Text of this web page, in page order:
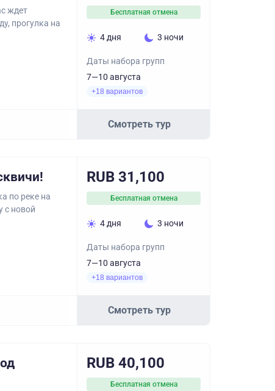
ждет
прогулка на
Бесплатная отмена
4 дня 3 ночи
Даты набора групп
7—10 августа
+18 вариантов
Смотреть тур
по реке на
с новой
RUB 31,100
Бесплатная отмена
4 дня 3 ночи
Даты набора групп
7—10 августа
+18 вариантов
Смотреть тур
RUB 40,100
Бесплатная отмена